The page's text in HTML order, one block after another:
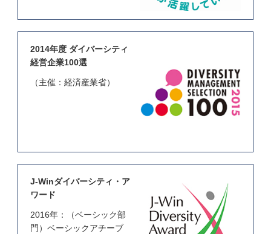
2014年度 ダイバーシティ
経営企業100選
（主催：経済産業省）
J-Winダイバーシティ・ア
ワード
2016年：（ベーシック部
門）ベーシックアチーブ